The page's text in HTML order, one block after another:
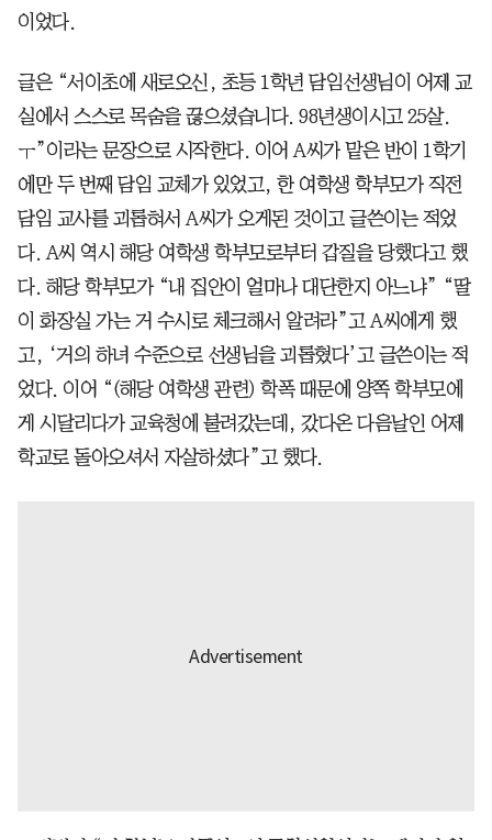
이었다.
글은 “서이초에 새로오신, 초등 1학년 담임선생님이 어제 교
실에서 스스로 목숨을 끊으셨습니다. 98년생이시고 25살.
ㅜ”이라는 문장으로 시작한다. 이어 A씨가 맡은 반이 1학기
에만 두 번째 담임 교체가 있었고, 한 여학생 학부모가 직전
담임 교사를 괴롭혀서 A씨가 오게된 것이고 글쓴이는 적었
다. A씨 역시 해당 여학생 학부모로부터 갑질을 당했다고 했
다. 해당 학부모가 “내 집안이 얼마나 대단한지 아느냐” “딸
이 화장실 가는 거 수시로 체크해서 알려라”고 A씨에게 했
고, ‘거의 하녀 수준으로 선생님을 괴롭혔다’고 글쓴이는 적
었다. 이어 “(해당 여학생 관련) 학폭 때문에 양쪽 학부모에
게 시달리다가 교육청에 불려갔는데, 갔다온 다음날인 어제
학교로 돌아오셔서 자살하셨다”고 했다.